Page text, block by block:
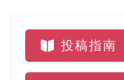
投稿指南